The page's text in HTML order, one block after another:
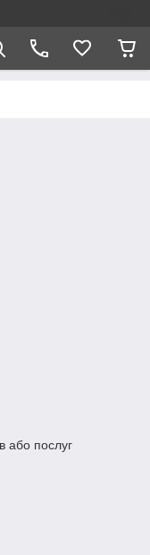
або послуг